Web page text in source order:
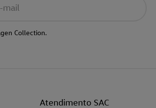
mail
Collection.
Atendimento SAC